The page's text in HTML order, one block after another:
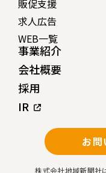
販促支援
求人広告
WEB一覧
事業紹介
会社概要
採用
IR
お問
株式会社地域新聞社